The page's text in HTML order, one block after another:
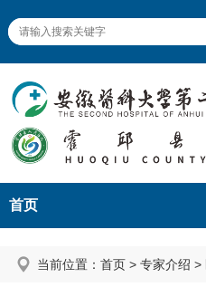
首页
当前位置： 首页 > 专家介绍 >